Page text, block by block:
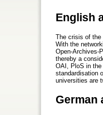
English
The crisis of the
With the
Open-Archives-
thereby a
OAI, PloS in
standardisation
universities are
German